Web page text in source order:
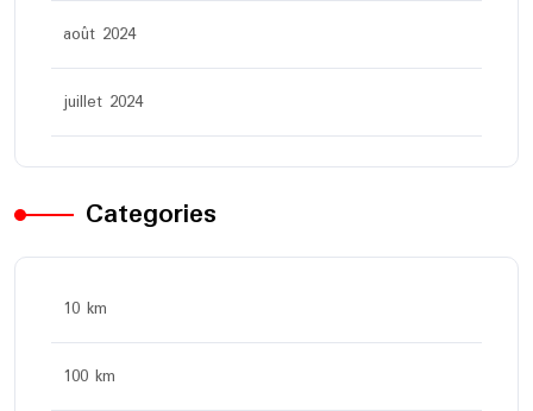
août 2024
juillet 2024
Categories
10 km
100 km